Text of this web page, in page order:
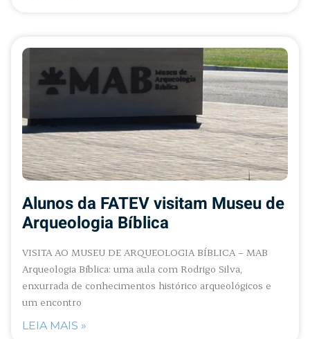
Alunos da FATEV visitam Museu de
Arqueologia Bíblica
VISITA AO MUSEU DE ARQUEOLOGIA BÍBLICA – MAB
Arqueologia Bíblica: uma aula com Rodrigo Silva,
enxurrada de conhecimentos histórico arqueológicos e
um encontro
LEIA MAIS »